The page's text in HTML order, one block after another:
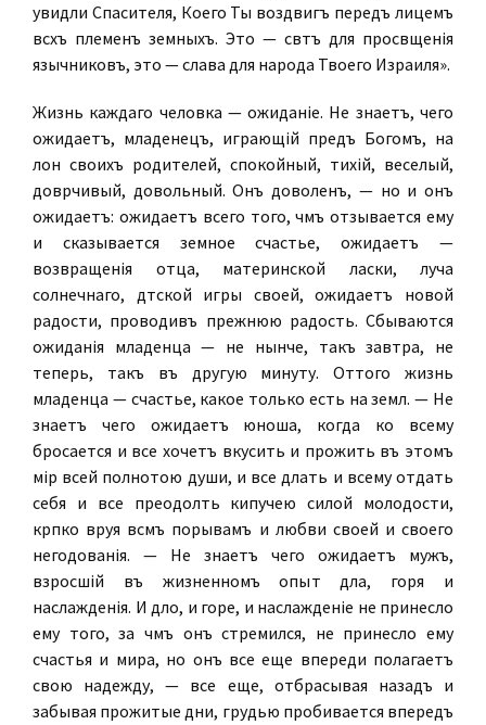
увидѣли Спасителя, Коего Ты воздвигъ передъ лицемъ
всѣхъ племенъ земныхъ. Это — свѣтъ для просвѣщенія
язычниковъ, это — слава для народа Твоего Израиля».
Жизнь каждаго человѣка — ожиданіе. Не знаетъ, чего
ожидаетъ, младенецъ, играющій предъ Богомъ, на
лонѣ своихъ родителей, спокойный, тихій, веселый,
довѣрчивый, довольный. Онъ доволенъ, — но и онъ
ожидаетъ: ожидаетъ всего того, чѣмъ отзывается ему
и сказывается земное счастье, ожидаетъ —
возвращенія отца, материнской ласки, луча
солнечнаго, дѣтской игры своей, ожидаетъ новой
радости, проводивъ прежнюю радость. Сбываются
ожиданія младенца — не нынче, такъ завтра, не
теперь, такъ въ другую минуту. Оттого жизнь
младенца — счастье, какое только есть на землѣ. — Не
знаетъ чего ожидаетъ юноша, когда ко всему
бросается и все хочетъ вкусить и прожить въ этомъ
мірѣ всей полнотою души, и все дѣлать и всему отдать
себя и все преодолѣть кипучею силой молодости,
крѣпко вѣруя всѣмъ порывамъ и любви своей и своего
негодованія. — Не знаетъ чего ожидаетъ мужъ,
взросшій въ жизненномъ опытѣ дѣла, горя и
наслажденія. И дѣло, и горе, и наслажденіе не принесло
ему того, за чѣмъ онъ стремился, не принесло ему
счастья и мира, но онъ все еще впереди полагаетъ
свою надежду, — все еще, отбрасывая назадъ и
забывая прожитые дни, грудью пробивается впередъ